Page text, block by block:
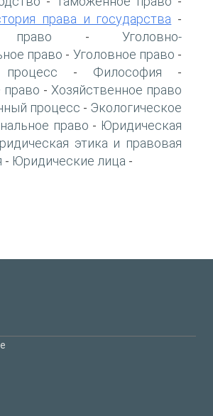
права и государства -
право -Уголовно-
право - Уголовное право -
- Философия -
- Хозяйственное право
процесс - Экологическое
право - Юридическая
этика и правовая
- Юридические лица -